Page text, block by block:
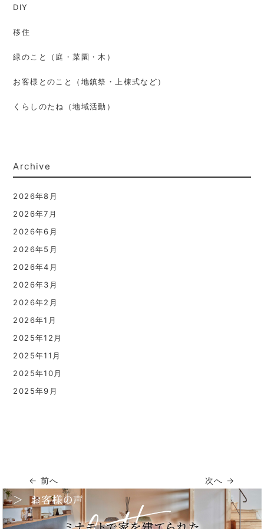
DIY
移住
緑のこと（庭・菜園・木）
お客様とのこと（地鎮祭・上棟式など）
くらしのたね（地域活動）
Archive
2026年8月
2026年7月
2026年6月
2026年5月
2026年4月
2026年3月
2026年2月
2026年1月
2025年12月
2025年11月
2025年10月
2025年9月
← 前へ 次へ →